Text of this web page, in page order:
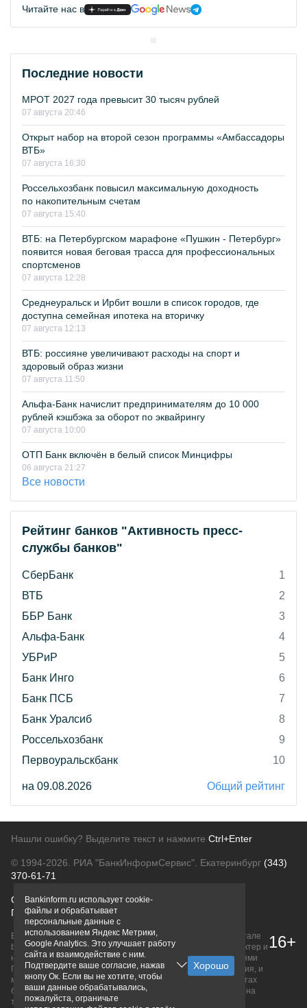
Читайте нас в
Последние новости
МРОТ 2027 года превысит 30 тысяч рублей
07 августа 20:46
Открыт набор на второй сезон программы «Амбассадоры
ВТБ»
07 августа 16:30
Россельхозбанк повысил максимальную доходность
по накопительным счетам
07 августа 15:40
ВТБ: на Петербургском марафоне «Пушкин - Петербург»
появится новая беговая трасса для профессиональных
спортсменов
07 августа 12:28
Среднеуральск и Ирбит вошли в список городов, где
доступна семейная ипотека на вторичку
07 августа 12:13
ВТБ: россияне увеличивают расходы на спорт и
здоровый образ жизни
07 августа 11:50
Альфа-Банк начислит предпринимателям до 10 000
рублей кэшбэка за оборот по эквайрингу
07 августа 10:00
ОТП Банк включён в белый список Минцифры
06 августа 21:27
Все новости
Рейтинг банков "Активность пресс-
службы банков"
СберБанк
1
ВТБ
2
ББР Банк
3
Альфа-Банк
4
УБРиР
5
Банк Инго
6
Банк ПСБ
7
Банк Уралсиб
8
Россельхозбанк
9
Первоуральскбанк
10
на 09.08.2026 Общий рейтинг
Нашли ошибку? Выделите текст и нажмите Ctrl+Enter
© 1994-2026. РИА "БанкИнформСервис". Екатеринбург (343)
370-61-71
О проектеПолитика конфиденциальности
Правовая информацияДля рекламодателей
Вся информация о продуктах банков, размещенная на портале
bankinform.ru, носит исключительно ознакомительный характер и
не является публичной офертой, определяемой положениями
ГК РФ. Информация не содержит точного и полного описания, и
может быть изменена. Конечные условия уточняйте на сайтах
банков или при личном обращении. Исключительное право на
товарные знаки принадлежит их правообладателям.
16+
Bankinform.ru использует cookie-
файлы и обрабатывает
персональные данные с
использованием Яндекс Метрики,
Google Analytics. Это улучшает работу
сайта и взаимодействие с ним.
Подтвердите ваше согласие, нажав
кнопу Ок. Если вы не хотите, чтобы
ваши данные обрабатывались,
пожалуйста, ограничьте